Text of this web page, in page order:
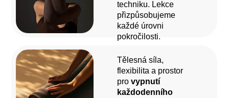
techniku. Lekce
přizpůsobujeme
každé úrovni
pokročilosti.
Tělesná síla,
flexibilita a prostor
pro vypnutí
každodenního